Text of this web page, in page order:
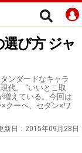
び方 ジャ
ンダードなキャラ
代。 “いいとこ取
増えている。今回は
クーペ、セダン×ワ
新日： 2015年09月28日